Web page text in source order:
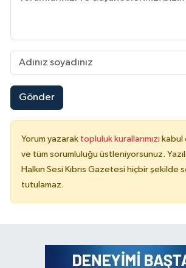
Gönder
Yorum yazarak topluluk kurallarımızı kabul
ve tüm sorumluluğu üstleniyorsunuz.
Halkın Sesi Kıbrıs Gazetesi hiçbir şekilde
tutulamaz.